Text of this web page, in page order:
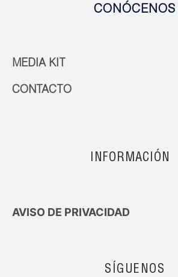
CONÓCENOS
MEDIA KIT
CONTACTO
INFORMACIÓN
AVISO DE PRIVACIDAD
SÍGUENOS